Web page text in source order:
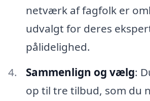
netværk af fagfolk er
udvalgt for deres
pålidelighed.
Sammenlign og vælg:
op til tre tilbud, som du